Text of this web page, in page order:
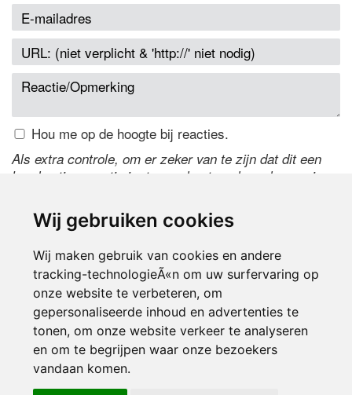
Wij gebruiken cookies
Wij maken gebruik van cookies en andere
tracking-technologieÃ«n om uw surfervaring op
onze website te verbeteren, om
gepersonaliseerde inhoud en advertenties te
tonen, om onze website verkeer te analyseren
en om te begrijpen waar onze bezoekers
vandaan komen.
Hou me op de hoogte bij reacties.
Als extra controle, om er zeker van te zijn dat dit een
handmatige reactie is, typ onderstaande code over in
de code te wijzigen.